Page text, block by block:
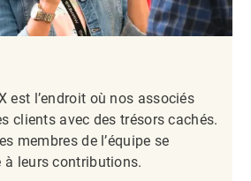
est l’endroit où nos associés
clients avec des trésors cachés.
membres de l’équipe se
à leurs contributions.​​​​​​​